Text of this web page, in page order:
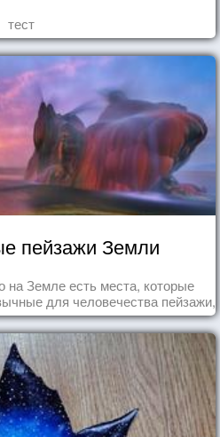
тест
пейзажи Земли
на Земле есть места, которые
для человечества пейзажи,
инопланетными!